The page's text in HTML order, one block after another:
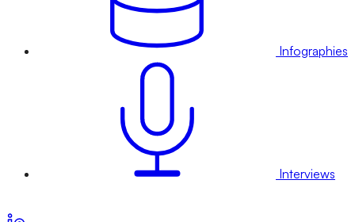
Infographies
Interviews